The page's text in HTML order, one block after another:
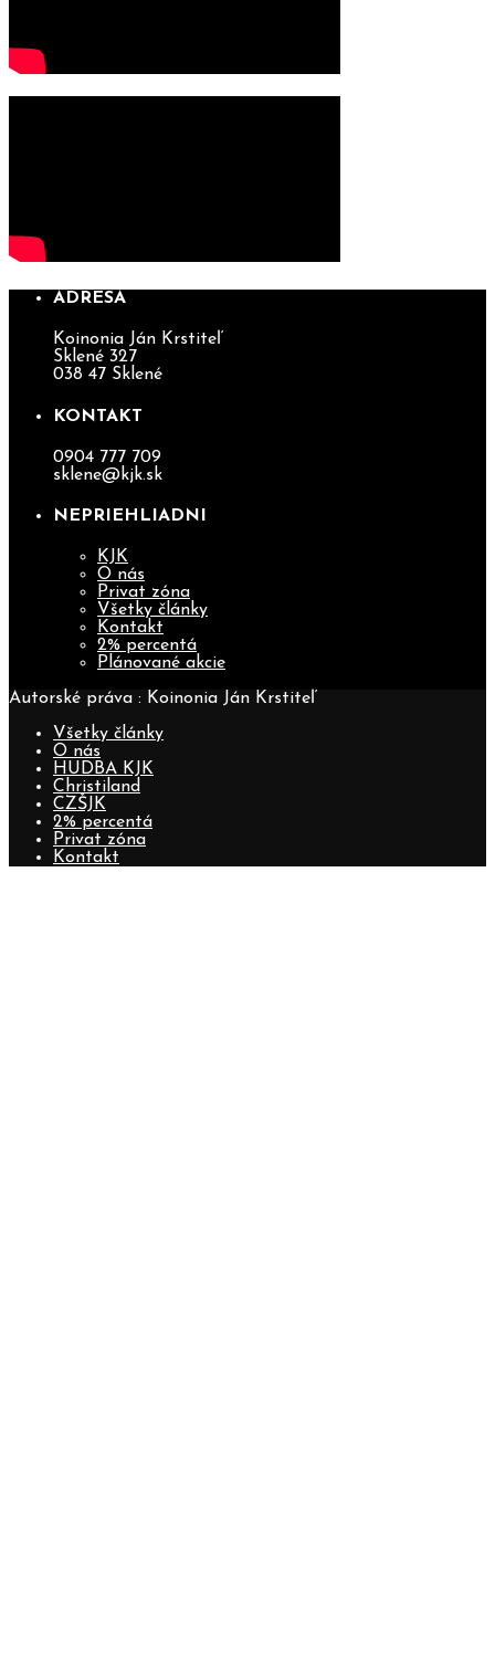
ADRESA
Koinonia Ján Krstiteľ
Sklené 327
038 47 Sklené
KONTAKT
0904 777 709
sklene@kjk.sk
NEPRIEHLIADNI
KJK
O nás
Privat zóna
Všetky články
Kontakt
2% percentá
Plánované akcie
Autorské práva : Koinonia Ján Krstiteľ
Všetky články
O nás
HUDBA KJK
Christiland
CZŠJK
2% percentá
Privat zóna
Kontakt